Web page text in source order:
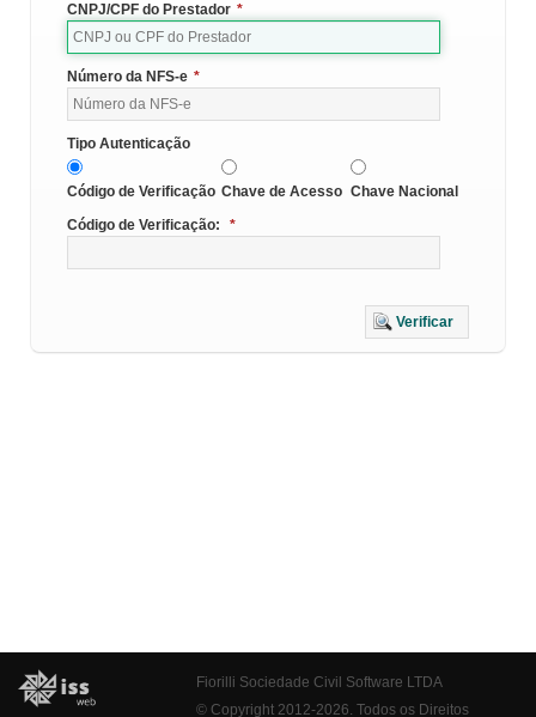
CNPJ/CPF do Prestador *
Número da NFS-e *
Tipo Autenticação
Código de Verificação Chave de Acesso Chave Nacional
Código de Verificação:
*
Verificar
Fiorilli Sociedade Civil Software LTDA
© Copyright 2012-2026. Todos os Direitos